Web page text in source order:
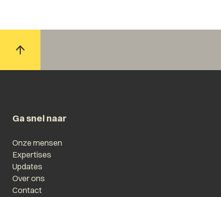
Ga snel naar
Onze mensen
Expertises
Updates
Over ons
Contact